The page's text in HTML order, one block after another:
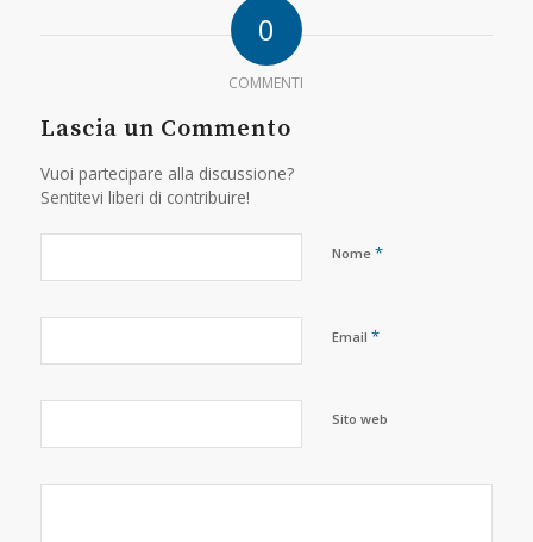
0
COMMENTI
Lascia un Commento
Vuoi partecipare alla discussione?
Sentitevi liberi di contribuire!
Nome *
Email *
Sito web